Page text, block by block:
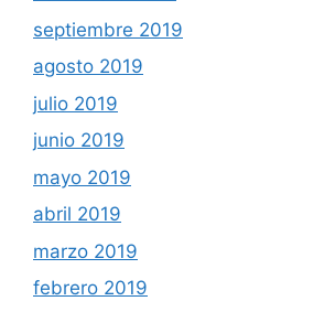
septiembre 2019
agosto 2019
julio 2019
junio 2019
mayo 2019
abril 2019
marzo 2019
febrero 2019